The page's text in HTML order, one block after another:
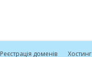
Реєстрація доменів Хостинг